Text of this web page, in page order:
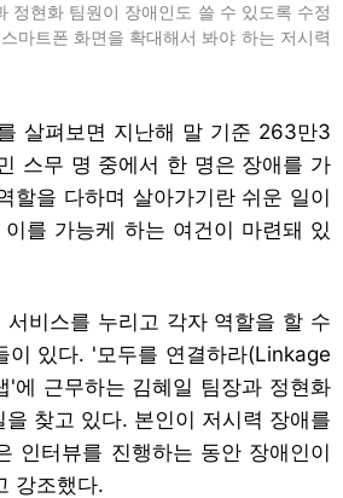
정현화 팀원이 장애인도 쓸 수 있도록 수정
마트폰 화면을 확대해서 봐야 하는 저시력
살펴보면 지난해 말 기준 263만3
스무 명 중에서 한 명은 장애를 가
할을 다하며 살아가기란 쉬운 일이
를 가능케 하는 여건이 마련돼 있
비스를 누리고 각자 역할을 할 수
이 있다. '모두를 연결하라(Linkage
에 근무하는 김혜일 팀장과 정현화
찾고 있다. 본인이 저시력 장애를
인터뷰를 진행하는 동안 장애인이
강조했다.